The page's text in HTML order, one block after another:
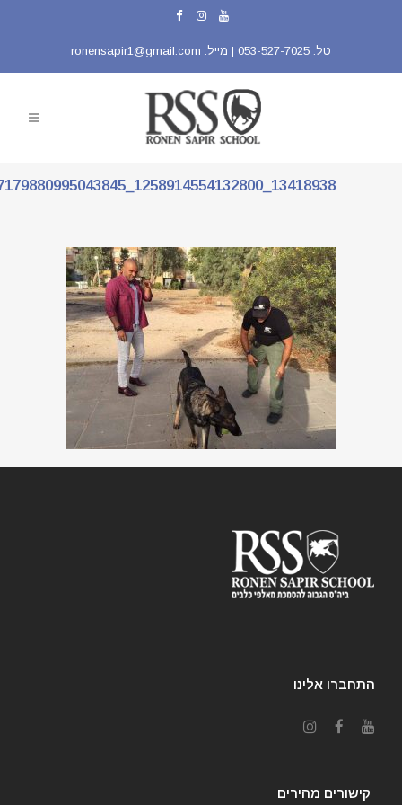
טל: 053-527-7025 | מייל: ronensapir1@gmail.com
13418938_1258914554132800_3837179880995043845_N
התחברו אלינו
קישורים מהירים